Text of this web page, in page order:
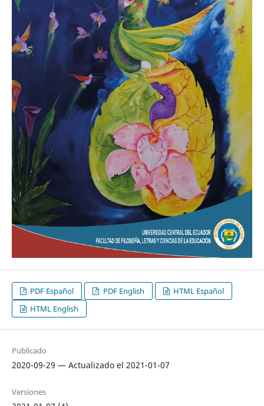
PDF Español PDF English
HTML Español
HTML English
Publicado
2020-09-29 — Actualizado el 2021-01-07
Versiones